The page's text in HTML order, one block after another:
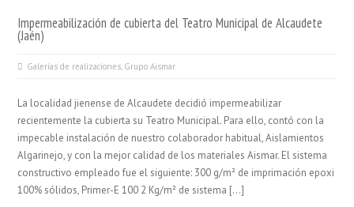
Impermeabilización de cubierta del Teatro Municipal de Alcaudete
(Jaén)
Galerías de realizaciones, Grupo Aismar
La localidad jienense de Alcaudete decidió impermeabilizar
recientemente la cubierta su Teatro Municipal. Para ello, contó con la
impecable instalación de nuestro colaborador habitual, Aislamientos
Algarinejo, y con la mejor calidad de los materiales Aismar. El sistema
constructivo empleado fue el siguiente: 300 g/m² de imprimación epoxi
100% sólidos, Primer-E 100 2 Kg/m² de sistema […]